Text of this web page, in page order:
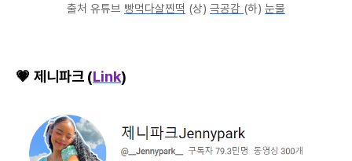
출처 유튜브 빵먹다살찐떡 (상) 극공감 (하) 눈물
💗 제니파크 (Link)